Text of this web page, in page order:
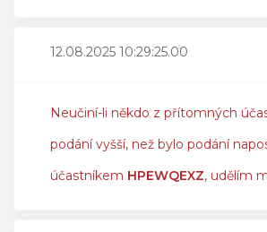
12.08.2025 10:29:25.00
Neučiní-li někdo z přítomných
podání vyšší, než bylo podání
účastníkem HPEWQEXZ, udělím